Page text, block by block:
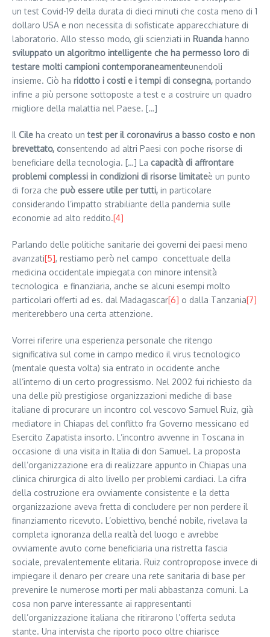
un test Covid-19 della durata di dieci minuti che costa meno di 1
dollaro USA e non necessita di sofisticate apparecchiature di
laboratorio. Allo stesso modo, gli scienziati in Ruanda hanno
sviluppato un algoritmo intelligente che ha permesso loro di
testare molti campioni contemporaneamenteunendoli
insieme. Ciò ha ridotto i costi e i tempi di consegna, portando
infine a più persone sottoposte a test e a costruire un quadro
migliore della malattia nel Paese. […]
Il Cile ha creato un test per il coronavirus a basso costo e non
brevettato, consentendo ad altri Paesi con poche risorse di
beneficiare della tecnologia. […] La capacità di affrontare
problemi complessi in condizioni di risorse limitateè un punto
di forza che può essere utile per tutti, in particolare
considerando l’impatto strabiliante della pandemia sulle
economie ad alto reddito.[4]
Parlando delle politiche sanitarie dei governi dei paesi meno
avanzati[5], restiamo però nel campo concettuale della
medicina occidentale impiegata con minore intensità
tecnologica e finanziaria, anche se alcuni esempi molto
particolari offerti ad es. dal Madagascar[6] o dalla Tanzania[7]
meriterebbero una certa attenzione.
Vorrei riferire una esperienza personale che ritengo
significativa sul come in campo medico il virus tecnologico
(mentale questa volta) sia entrato in occidente anche
all’interno di un certo progressismo. Nel 2002 fui richiesto da
una delle più prestigiose organizzazioni mediche di base
italiane di procurare un incontro col vescovo Samuel Ruiz, già
mediatore in Chiapas del conflitto fra Governo messicano ed
Esercito Zapatista insorto. L’incontro avvenne in Toscana in
occasione di una visita in Italia di don Samuel. La proposta
dell’organizzazione era di realizzare appunto in Chiapas una
clinica chirurgica di alto livello per problemi cardiaci. La cifra
della costruzione era ovviamente consistente e la detta
organizzazione aveva fretta di concludere per non perdere il
finanziamento ricevuto. L’obiettivo, benché nobile, rivelava la
completa ignoranza della realtà del luogo e avrebbe
ovviamente avuto come beneficiaria una ristretta fascia
sociale, prevalentemente elitaria. Ruiz contropropose invece di
impiegare il denaro per creare una rete sanitaria di base per
prevenire le numerose morti per mali abbastanza comuni. La
cosa non parve interessante ai rappresentanti
dell’organizzazione italiana che ritirarono l’offerta seduta
stante. Una intervista che riporto poco oltre chiarisce